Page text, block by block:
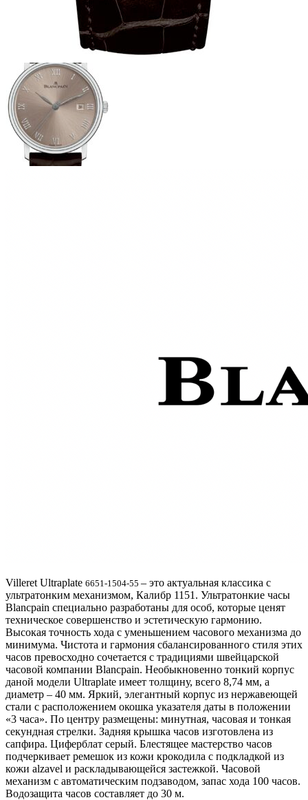
Villeret Ultraplate 6651-1504-55 – это актуальная классика с
ультратонким механизмом, Калибр 1151. Ультратонкие часы
Blancpain специально разработаны для особ, которые ценят
техническое совершенство и эстетическую гармонию.
Высокая точность хода с уменьшением часового механизма до
минимума. Чистота и гармония сбалансированного стиля этих
часов превосходно сочетается с традициями швейцарской
часовой компании Blancpain. Необыкновенно тонкий корпус
даной модели Ultraplate имеет толщину, всего 8,74 мм, а
диаметр – 40 мм. Яркий, элегантный корпус из нержавеющей
стали с расположением окошка указателя даты в положении
«3 часа». По центру размещены: минутная, часовая и тонкая
секундная стрелки. Задняя крышка часов изготовлена из
сапфира. Циферблат серый. Блестящее мастерство часов
подчеркивает ремешок из кожи крокодила с подкладкой из
кожи alzavel и раскладывающейся застежкой. Часовой
механизм с автоматическим подзаводом, запас хода 100 часов.
Водозащита часов составляет до 30 м.